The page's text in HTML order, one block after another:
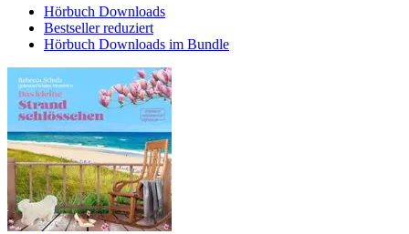
Hörbuch Downloads
Bestseller reduziert
Hörbuch Downloads im Bundle